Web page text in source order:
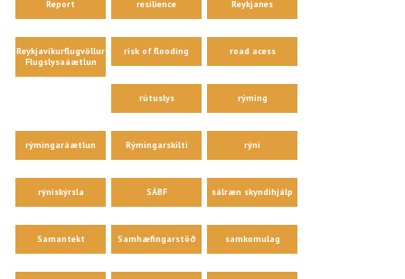
Report resilience Reykjanes
Reykjavíkurflugvöllur
Flugslysaáætlun
risk of flooding road acess
rútuslys rýming
rýmingaráætlun Rýmingarskilti rýni
rýniskýrsla SÁBF sálræn skyndihjálp
Samantekt Samhæfingarstöð samkomulag